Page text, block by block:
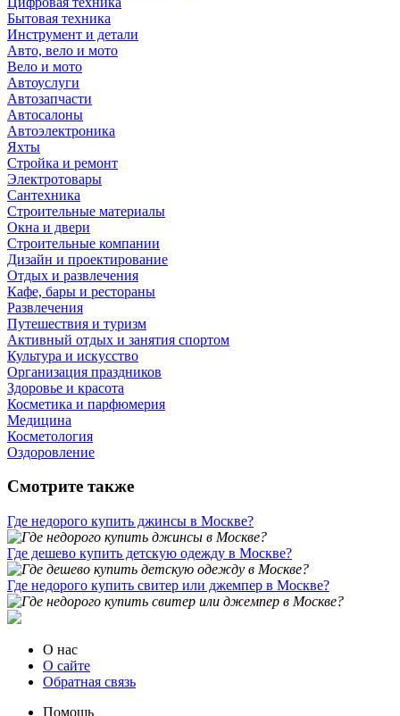
Бытовая техника
Инструмент и детали
Авто, вело и мото
Вело и мото
Автоуслуги
Автозапчасти
Автосалоны
Автоэлектроника
Яхты
Стройка и ремонт
Электротовары
Сантехника
Строительные материалы
Окна и двери
Строительные компании
Дизайн и проектирование
Отдых и развлечения
Кафе, бары и рестораны
Развлечения
Путешествия и туризм
Активный отдых и занятия спортом
Культура и искусство
Организация праздников
Здоровье и красота
Косметика и парфюмерия
Медицина
Косметология
Оздоровление
Смотрите также
Где недорого купить джинсы в Москве?
Где дешево купить детскую одежду в Москве?
Где недорого купить свитер или джемпер в Москве?
О нас
О сайте
Обратная связь
Помощь